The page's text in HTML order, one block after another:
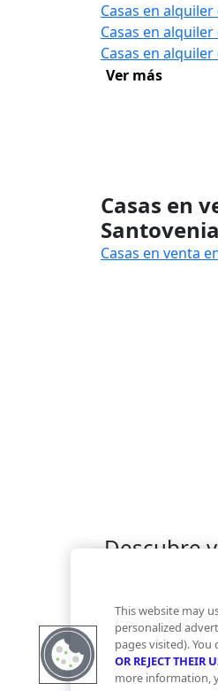
Casas en
Casas en alquiler
Casas en
Ver más
Casas en
Casas en venta
Descubre
Financiación
This website may
personalized
pages visited).
OR REJECT THEIR
more information,